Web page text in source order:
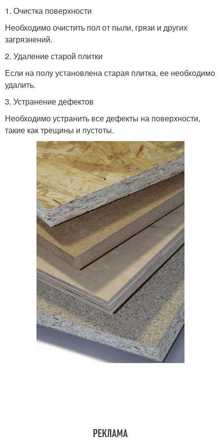
1. Очистка поверхности
Необходимо очистить пол от пыли, грязи и других
загрязнений.
2. Удаление старой плитки
Если на полу установлена старая плитка, ее необходимо
удалить.
3. Устранение дефектов
Необходимо устранить все дефекты на поверхности,
такие как трещины и пустоты.